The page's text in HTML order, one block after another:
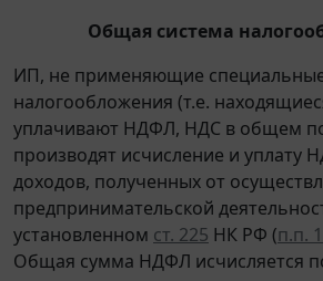
Общая система
ИП, не применяющие
налогообложения (т.е.
уплачивают НДФЛ, НДС в общем
производят исчисление и уплату
доходов, полученных от
предпринимательской
установленном ст. 225 НК РФ (п.п. 1
Общая сумма НДФЛ исчисляется